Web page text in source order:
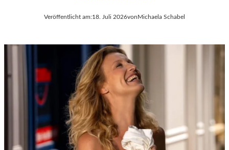
Veröffentlicht am:18. Juli 2026vonMichaela Schabel